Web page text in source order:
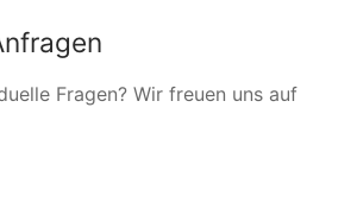
Fragen? Wir freuen uns auf